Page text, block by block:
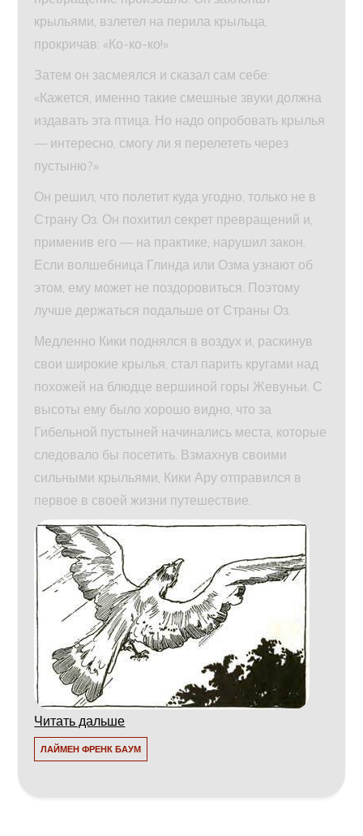
крыльями, взлетел на перила крыльца,
прокричав: «Ко-ко-ко!»
Затем он засмеялся и сказал сам себе:
«Кажется, именно такие смешные звуки должна
издавать эта птица. Но надо опробовать крылья
— интересно, смогу ли я перелететь через
пустыню?»
Он решил, что полетит куда угодно, только не в
Страну Оз. Он похитил секрет превращений и,
применив его — на практике, нарушил закон.
Если волшебница Глинда или Озма узнают об
этом, ему может не поздоровиться. Поэтому
лучше держаться подальше от Страны Оз.
Медленно Кики поднялся в воздух и, раскинув
свои широкие крылья, стал парить кругами над
похожей на блюдце вершиной горы Жевуньи. С
высоты ему было хорошо видно, что за
Гибельной пустыней начинались места, которые
следовало бы посетить. Взмахнув своими
сильными крыльями, Кики Ару отправился в
первое в своей жизни путешествие.
Читать дальше
ЛАЙМЕН ФРЕНК БАУМ